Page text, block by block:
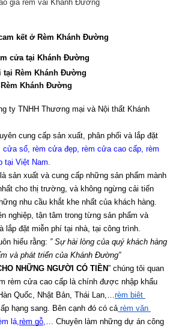
kết ở Rèm Khánh Đường
Khánh Đường
ty TNHH Thương mại và Nội thất Khánh
cung cấp sản xuất, phân phối và lắp đặt
cửa sổ, rèm cửa đẹp, rèm cửa cao cấp, rèm
tại Việt Nam
sản xuất và cung cấp những sản phẩm mành
cho thị trường, và không ngừng cải tiến
nhu cầu khắt khe nhất của khách hàng.
nghiệp, tận tâm trong từng sản phẩm và
lắp đặt miễn phí tại nhà, tại công trình.
hiểu rằng: ” Sự hài lòng của quý khách hàng
và phát triển của Khánh Đường”
NHỮNG NGƯỜI CÓ TIỀN” chúng tôi quan
rèm cửa cao cấp là chính được nhập khẩu
Quốc, Nhật Bản, Thái Lan,… rèm biệt
hạng sang. Bên cạnh đó có cả rèm văn
lá rèm gỗ
… Chuyên làm những dự án công